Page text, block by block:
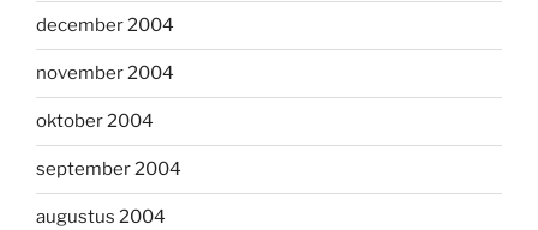
december 2004
november 2004
oktober 2004
september 2004
augustus 2004